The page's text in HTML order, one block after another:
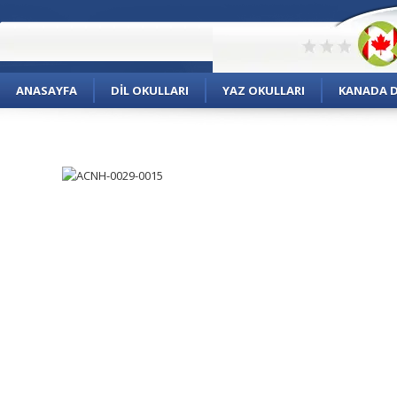
ANASAYFA DIL OKULLARI YAZ OKULLARI KANADA